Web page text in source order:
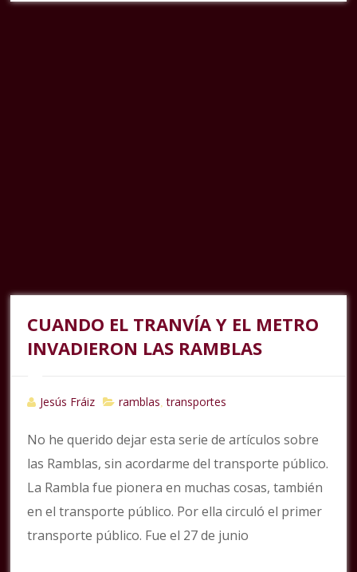
CUANDO EL TRANVÍA Y EL METRO
INVADIERON LAS RAMBLAS
Jesús Fráiz ramblas ,transportes
No he querido dejar esta serie de artículos sobre
las Ramblas, sin acordarme del transporte público.
La Rambla fue pionera en muchas cosas, también
en el transporte público. Por ella circuló el primer
transporte público. Fue el 27 de junio